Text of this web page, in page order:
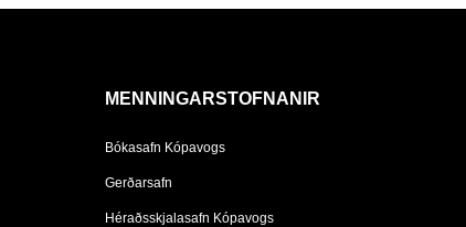
MENNINGARSTOFNANIR
Bókasafn Kópavogs
Gerðarsafn
Héraðsskjalasafn Kópavogs